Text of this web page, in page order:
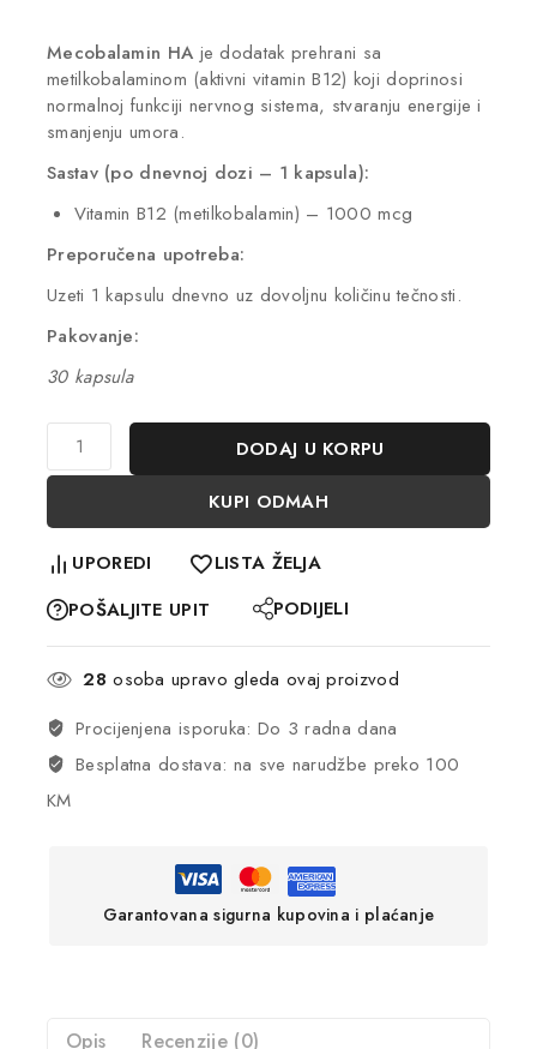
proizvod u korpi
Mecobalamin HA je dodatak prehrani sa
metilkobalaminom (aktivni vitamin B12) koji doprinosi
normalnoj funkciji nervnog sistema, stvaranju energije i
smanjenju umora.
Sastav (po dnevnoj dozi – 1 kapsula):
Vitamin B12 (metilkobalamin) – 1000 mcg
Preporučena upotreba:
Uzeti 1 kapsulu dnevno uz dovoljnu količinu tečnosti.
Pakovanje:
30 kapsula
DODAJ U KORPU
KUPI ODMAH
UPOREDI
LISTA ŽELJA
POŠALJITE UPIT
PODIJELI
28 osoba upravo gleda ovaj proizvod
Procijenjena isporuka: Do 3 radna dana
Besplatna dostava: na sve narudžbe preko 100
KM
Garantovana sigurna kupovina i plaćanje
Opis Recenzije (0)